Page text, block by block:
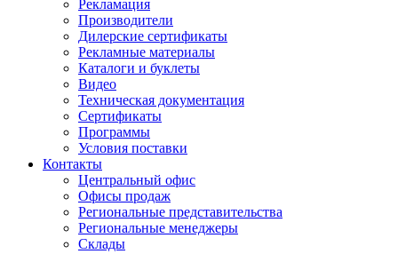
Рекламация
Производители
Дилерские сертификаты
Рекламные материалы
Каталоги и буклеты
Видео
Техническая документация
Сертификаты
Программы
Условия поставки
Контакты
Центральный офис
Офисы продаж
Региональные представительства
Региональные менеджеры
Склады